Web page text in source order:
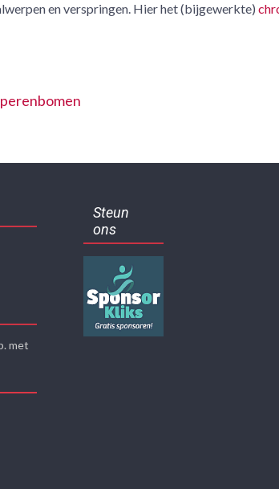
en verspringen. Hier het (bijgewerkte)
met
Steun
ons